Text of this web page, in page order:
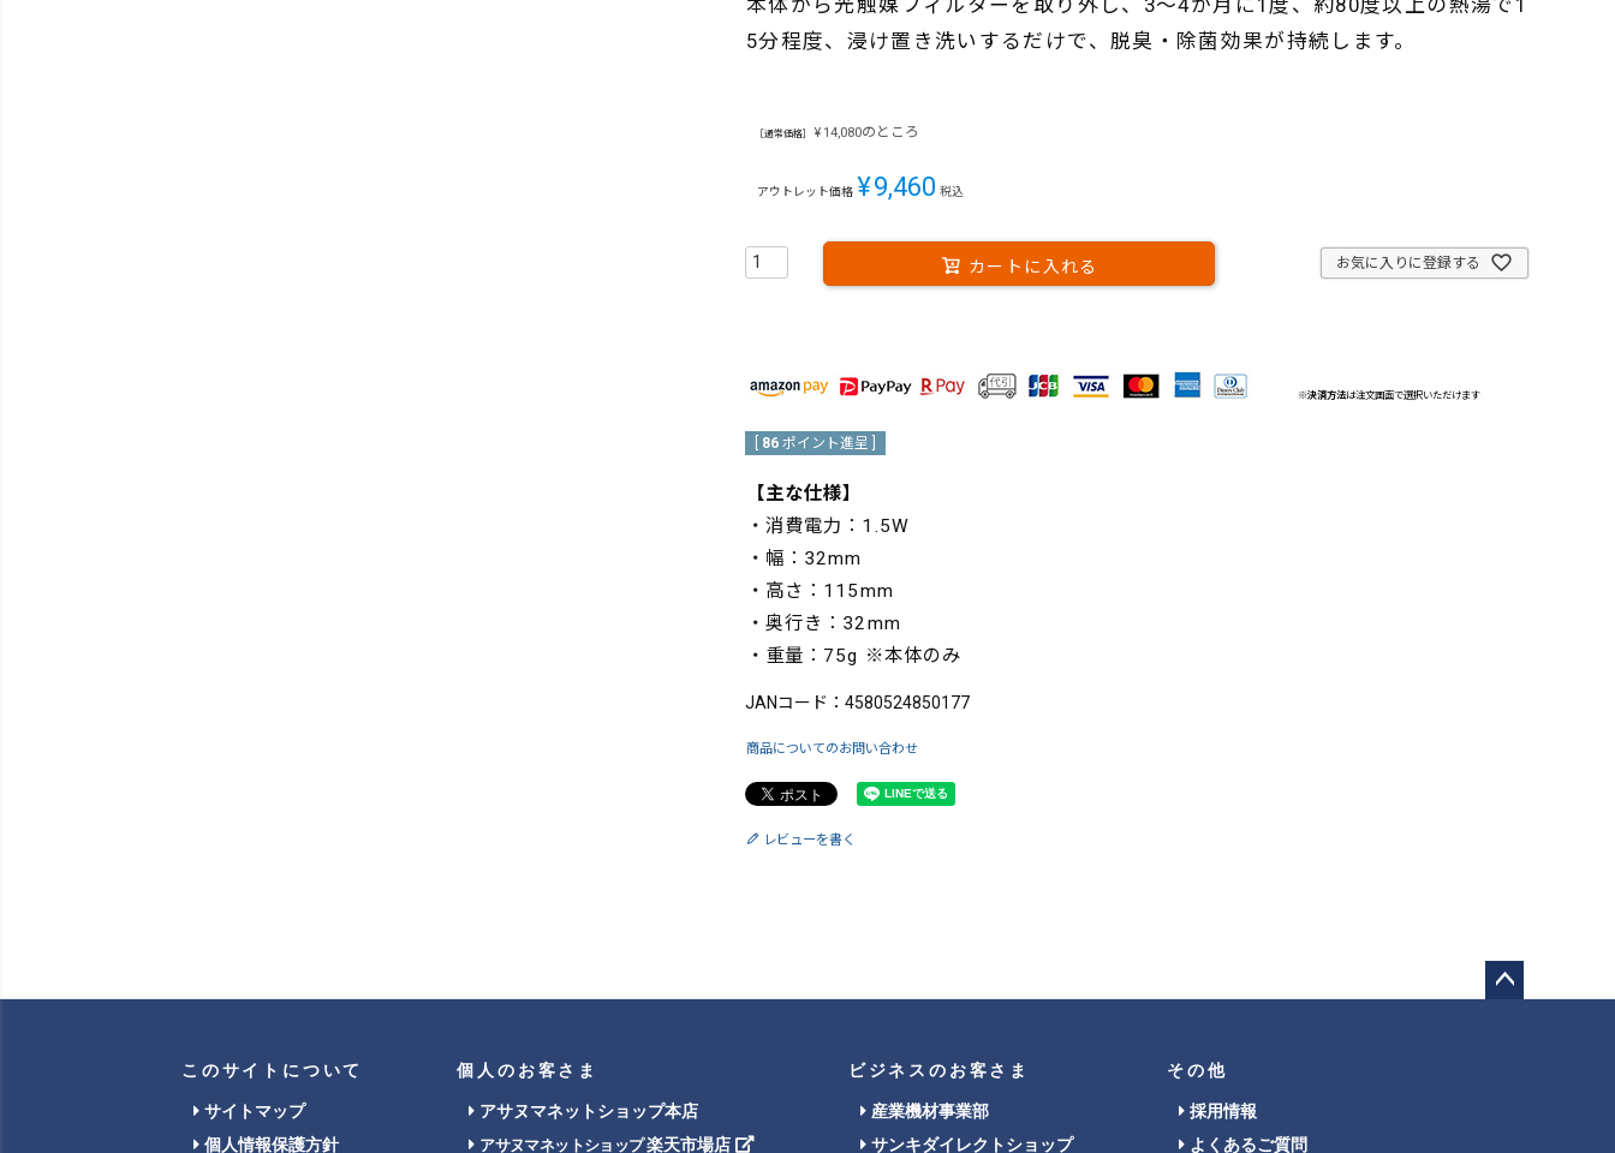
5分程度、浸け置き洗いするだけで、脱臭・除菌効果が持続します。
［通常価格］ ¥ 14,080のところ
アウトレット価格 ¥9,460 税込
お気に入りに登録する
カートに入れる
※決済方法は注文画面で選択いただけます
86 ポイント進呈 ]
【主な仕様】
・消費電力：1.5W
・幅：32mm
・高さ：115mm
・奥行き：32mm
・重量：75g ※本体のみ
JANコード：4580524850177
商品についてのお問い合わせ
レビューを書く
このサイトについて
サイトマップ
個人情報保護方針
個人のお客さま
アサヌマネットショップ本店
アサヌマネットショップ楽天市場店
ビジネスのお客さま
産業機材事業部
サンキダイレクトショップ
その他
採用情報
よくあるご質問